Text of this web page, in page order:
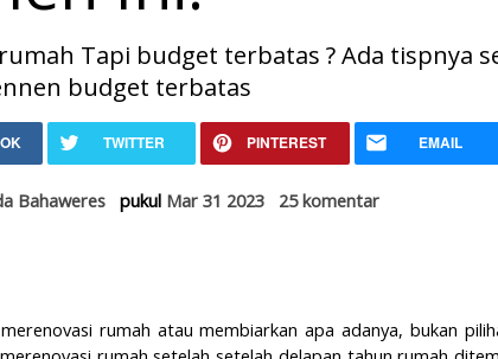
Tapi budget terbatas ? Ada tispnya
budget terbatas
Renovasi Rumah
TWITTER PINTEREST EMAIL
Bahaweres pukul Mar 31 2023 25 komentar
rumah atau membiarkan apa adanya, bukan